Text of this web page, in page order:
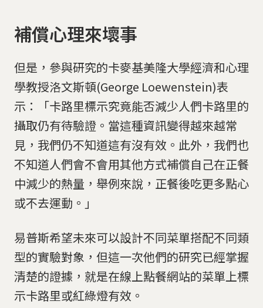
補償心理來壞事
但是，參與研究的卡麥基美隆大學經濟和心理
學教授洛文斯頓(George Loewenstein)表
示：「卡路里標示究竟能否減少人們卡路里的
攝取仍有待驗證。當這種資訊變得越來越常
見，我們仍不知道這有沒有效。此外，我們也
不知道人們會不會用其他方式補償自己在正餐
中減少的熱量，舉例來說，正餐後吃更多點心
或不去運動。」
易普斯希望未來可以設計不同菜單搭配不同類
型的實驗對象，但這一次他們的研究已經掌握
清楚的證據，就是在線上點餐網站的菜單上標
示卡路里或紅綠燈有效。